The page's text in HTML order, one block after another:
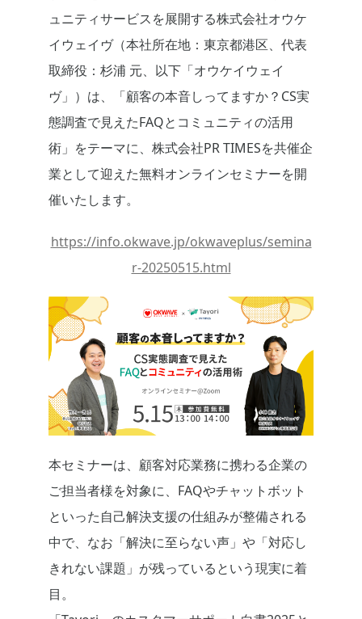
ュニティサービスを展開する株式会社オウケ
イウェイヴ（本社所在地：東京都港区、代表
取締役：杉浦 元、以下「オウケイウェイ
ヴ」）は、「顧客の本音しってますか？CS実
態調査で見えたFAQとコミュニティの活用
術」をテーマに、株式会社PR TIMESを共催企
業として迎えた無料オンラインセミナーを開
催いたします。
https://info.okwave.jp/okwaveplus/semina
r-20250515.html
本セミナーは、顧客対応業務に携わる企業の
ご担当者様を対象に、FAQやチャットボット
といった自己解決支援の仕組みが整備される
中で、なお「解決に至らない声」や「対応し
きれない課題」が残っているという現実に着
目。